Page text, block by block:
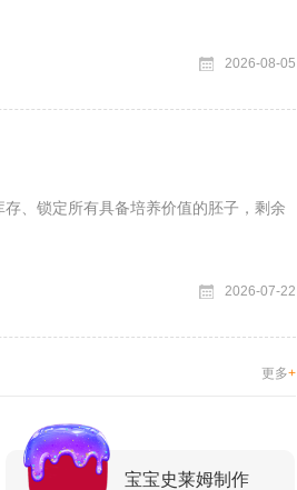
2026-08-05
、锁定所有具备培养价值的胚子，剩余
2026-07-22
更多+
宝宝史莱姆制作